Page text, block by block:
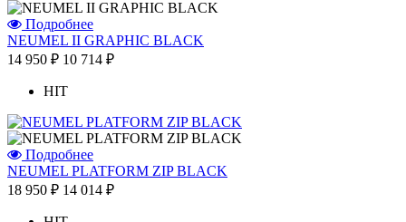
Подробнее
NEUMEL II GRAPHIC BLACK
14 950 ₽ 10 714 ₽
HIT
Подробнее
NEUMEL PLATFORM ZIP BLACK
18 950 ₽ 14 014 ₽